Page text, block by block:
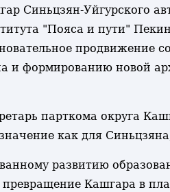
Синьцзян-Уйгурского
"Пояса и пути"
продвижение
и формированию новой
парткома округа
как для
развитию
Кашгара в